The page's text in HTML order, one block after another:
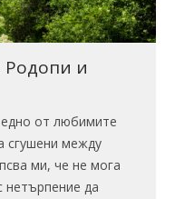
Родопи и
от любимите
сгушени между
ми, че не мога
нетърпение да